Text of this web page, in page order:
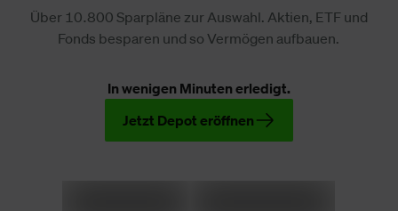
Über 10.800 Sparpläne zur Auswahl. Aktien, ETF und
Fonds besparen und so Vermögen aufbauen.
In wenigen Minuten erledigt.
Jetzt Depot eröffnen